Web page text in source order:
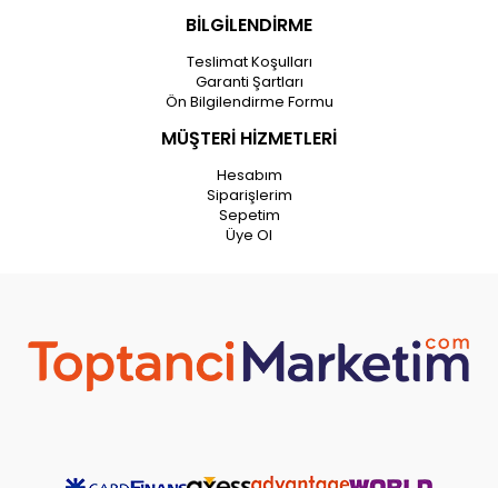
BİLGİLENDİRME
Teslimat Koşulları
Garanti Şartları
Ön Bilgilendirme Formu
MÜŞTERİ HİZMETLERİ
Hesabım
Siparişlerim
Sepetim
Üye Ol